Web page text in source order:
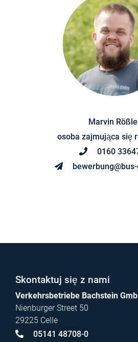
Marvin
osoba zajmująca się
0160
Skontaktuj się z nami
Verkehrsbetriebe Bachstein
Nienburger Street 50
29225 Celle
05141 48708-0